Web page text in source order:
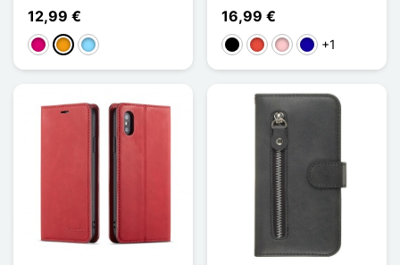
12,99 €
Magenta
LaranjaAzul Claro
16,99 €
PretoVermelho
RosaAzul Escuro
+1